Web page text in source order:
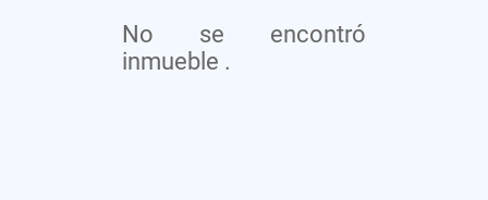
No se encontró
inmueble .